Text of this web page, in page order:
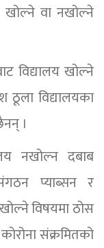
खोल्ने वा नखोल्ने
विद्यालय खोल्ने
ठूला विद्यालयका
।
नखोल्न दबाब
प्याब्सन र
विषयमा ठोस
संक्रमितको